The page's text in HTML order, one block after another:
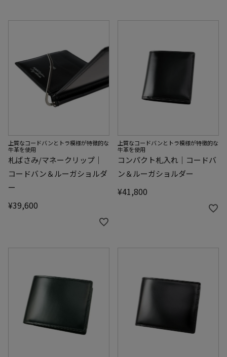
上質なコードバンとトラ模様が特徴的な
牛革を使用
札ばさみ/マネークリップ｜
コードバン＆ルーガショルダ
ー
¥39,600
上質なコードバンとトラ模様が特徴的な
牛革を使用
コンパクト札入れ｜コードバ
ン＆ルーガショルダー
¥41,800